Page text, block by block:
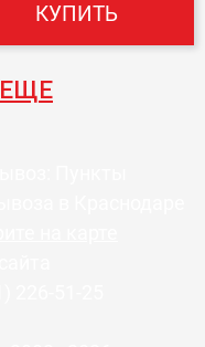
КУПИТЬ